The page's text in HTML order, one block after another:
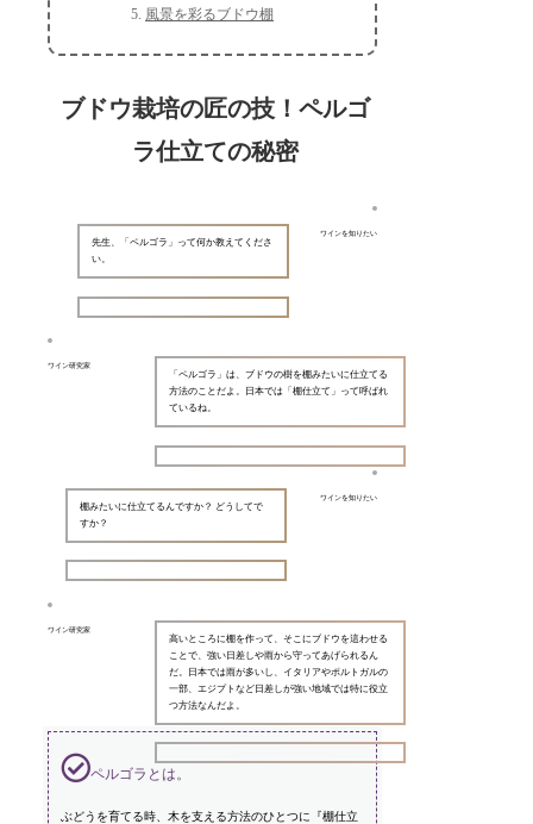
風景を彩るブドウ棚
ブドウ栽培の匠の技！ペルゴ
ラ仕立ての秘密
ワインを知りたい
先生、「ペルゴラ」って何か教えてくださ
い。
ワイン研究家
「ペルゴラ」は、ブドウの樹を棚みたいに仕立てる
方法のことだよ。日本では「棚仕立て」って呼ばれ
ているね。
ワインを知りたい
棚みたいに仕立てるんですか？ どうしてで
すか？
ワイン研究家
高いところに棚を作って、そこにブドウを這わせる
ことで、強い日差しや雨から守ってあげられるん
だ。日本では雨が多いし、イタリアやポルトガルの
一部、エジプトなど日差しが強い地域では特に役立
つ方法なんだよ。
ペルゴラとは。
ぶどうを育てる時、木を支える方法のひとつに『棚仕立